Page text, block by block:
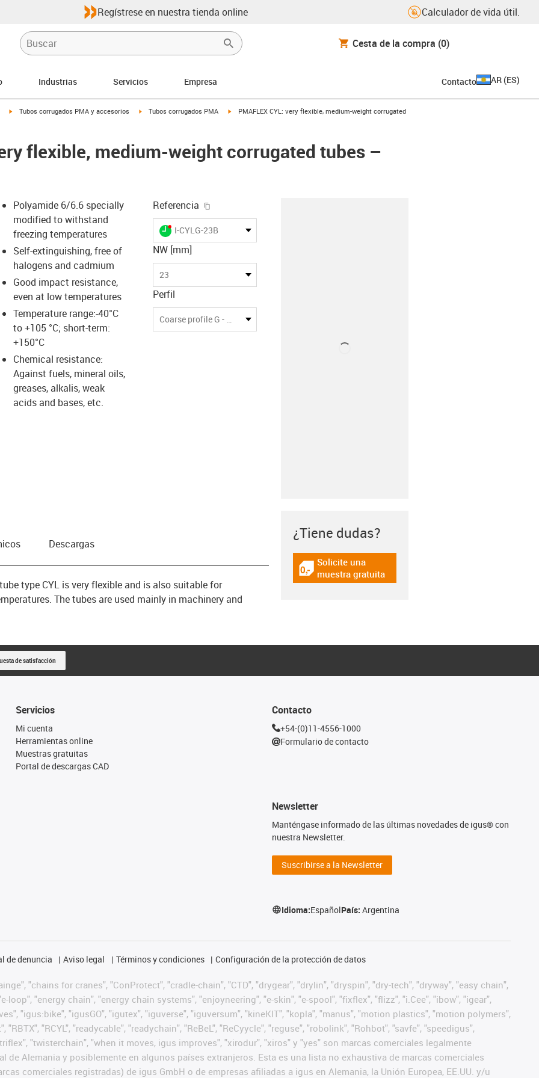
Regístrese en nuestra tienda online Calculador de vida útil.
Cesta de la compra (0)
Industrias Servicios Empresa Contacto AR (ES)
igus-icon-arrow-right
Tubos corrugados PMA y accesorios igus-icon-arrow-right
Tubos corrugados PMA igus-icon-arrow-right
PMAFLEX CYL: very flexible, medium-weight corrugated
flexible, medium-weight corrugated tubes –
icon-lupe
icon-lupe
icon-lupe
Polyamide 6/6.6 specially
modified to withstand
freezing temperatures
Self-extinguishing, free of
halogens and cadmium
Good impact resistance,
even at low temperatures
Temperature range:-40°C
to +105 °C; short-term:
+150°C
Chemical resistance:
Against fuels, mineral oils,
greases, alkalis, weak
acids and bases, etc.
Referencia
igus-icon-lieferzeit-dot
I-CYLG-23B
NW [mm]
23
Perfil
Coarse profile G - high pull-out strength
Descargas
type CYL is very flexible and is also suitable for
The tubes are used mainly in machinery and
¿Tiene dudas?
igus-icon-gratismuster
Solicite una
muestra gratuita
de satisfacción
Servicios
Mi cuenta
Herramientas online
Muestras gratuitas
Portal de descargas CAD
Contacto
+54-(0)11-4556-1000
Formulario de contacto
Newsletter
Manténgase informado de las últimas novedades de igus® con
nuestra Newsletter.
Suscribirse a la Newsletter
Idioma:EspañolPaís:Argentina
de denuncia Aviso legal Términos y condiciones Configuración de la protección de datos
"chains for cranes", "ConProtect", "cradle-chain", "CTD", "drygear", "drylin", "dryspin", "dry-tech", "dryway", "easy chain",
loop", "energy chain", "energy chain systems", "enjoyneering", "e-skin", "e-spool", "fixflex", "flizz", "i.Cee", "ibow", "igear",
"igus:bike", "igusGO", "igutex", "iguverse", "iguversum", "kineKIT", "kopla", "manus", "motion plastics", "motion polymers",
"RCYL", "readycable", "readychain", "ReBeL", "ReCyycle", "reguse", "robolink", "Rohbot", "savfe", "speedigus",
"twisterchain", "when it moves, igus improves", "xirodur", "xiros" y "yes" son marcas comerciales legalmente
de Alemania y posiblemente en algunos países extranjeros. Esta es una lista no exhaustiva de marcas comerciales
comerciales registradas) de igus GmbH o de empresas afiliadas a igus en Alemania, la Unión Europea, EE.UU. y/u